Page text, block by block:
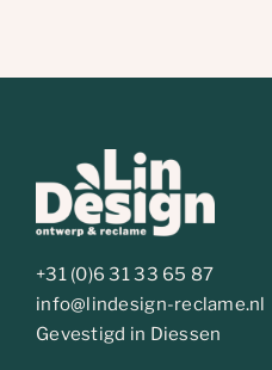
+31 (0)6 31 33 65 87
info@lindesign-reclame.nl
Gevestigd in Diessen